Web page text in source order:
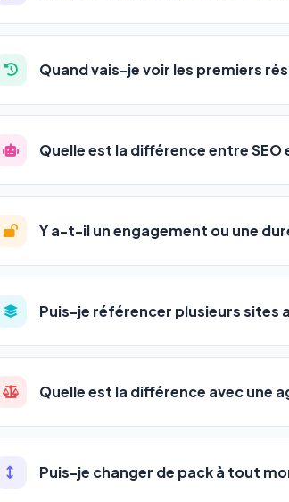
pas. Notre logiciel a été conçu
entrepreneurs, PME ou agences. Pas
de votre site, décrivez votre
Quand vais-je voir les premiers
plupart de nos utilisateurs observent une
progression
tableau de bord.
Quelle est la différence entre SEO
SEO(Search Engine Optimization) vous
(Generative Engine Optimization) va
et Perplexity
vous citent comme
simultanément et automatiquement.
Y a-t-il un engagement ou une
engagement.Tous nos packs sont
un clic, ou en nous contactant par
de frais cachés. Votre liberté est totale.
Puis-je référencer plusieurs sites
! Chaque pack couvre un nombre de sites
Standard
Pro→ jusqu'à 5 URLs
Agency→ jusqu'à 50 URLs
Quelle est la différence avec une
agence SEO facture en moyenne entre
visibles en temps réel, un support humain
Puis-je changer de pack à tout